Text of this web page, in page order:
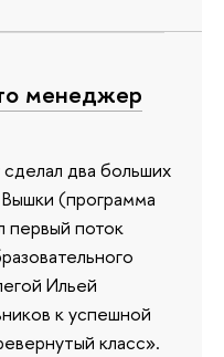
менеджер
два больших
(программа
первый поток
Ильей
к успешной
класс».